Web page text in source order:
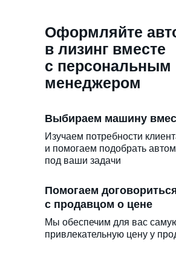
Помогаем
с продавцом о цене
Мы обеспечим для вас
привлекательную цену у
Выбираем машину
Изучаем потребности
и помогаем подобрать
под ваши задачи
Оформляйте
в лизинг вместе
с персональным
менеджером